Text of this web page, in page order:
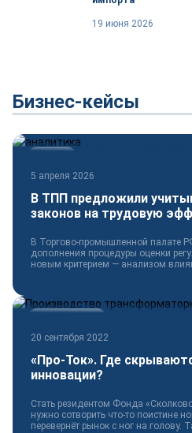
19 июня 2026
Бизнес-кейсы
5 апреля 2026
В ТПП предложили
законов на трудовую
В Торгово-промышленной палате
дополнения процедуры оценки
новым критерием — анализом
20 сентября 2022
«Про-Ток». Где
инновации?
Стать резидентом Фонда
нужно сотворить что-то поистине
перевернёт рынок с ног на голову.